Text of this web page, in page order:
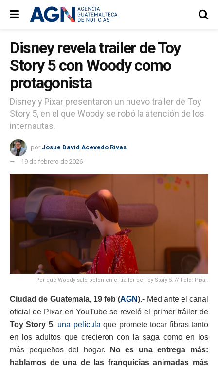
Disney revela trailer de Toy
Story 5 con Woody como
protagonista
Disney y Pixar presentaron un nuevo trailer de Toy
Story 5, en el que Woody se robó la atención de los
internautas.
por Josue David Acevedo Rivas
19 de febrero de 2026
Por qué Woody sale pelón en el trailer de Toy Story 5. // Foto: Pixar.
Ciudad de Guatemala, 19 feb (AGN).- Mediante el canal
oficial de Pixar en YouTube se reveló el primer tráiler de
Toy Story 5, una película que promete tocar fibras tanto
en los adultos que crecieron con la saga como en los
más pequeños del hogar.
No es una entrega más:
hablamos de una de las franquicias animadas más